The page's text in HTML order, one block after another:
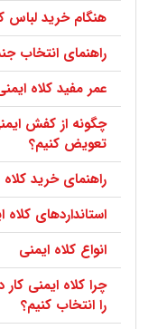
هنگام خرید لباس
راهنمای انتخاب
عمر مفید کلاه
چگونه از کفش
تعویض کنیم؟
راهنمای خرید کلاه
استانداردهای
انواع کلاه ایمنی
چرا کلاه ایمنی
را انتخاب کنیم؟